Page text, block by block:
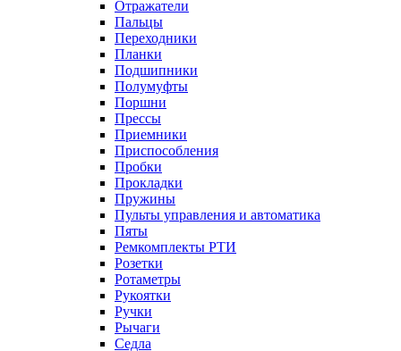
Отражатели
Пальцы
Переходники
Планки
Подшипники
Полумуфты
Поршни
Прессы
Приемники
Приспособления
Пробки
Прокладки
Пружины
Пульты управления и автоматика
Пяты
Ремкомплекты РТИ
Розетки
Ротаметры
Рукоятки
Ручки
Рычаги
Седла